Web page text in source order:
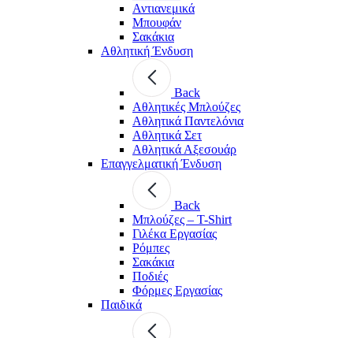
Αντιανεμικά
Μπουφάν
Σακάκια
Αθλητική Ένδυση
Back
Aθλητικές Μπλούζες
Αθλητικά Παντελόνια
Αθλητικά Σετ
Αθλητικά Αξεσουάρ
Επαγγελματική Ένδυση
Back
Μπλούζες – T-Shirt
Γιλέκα Εργασίας
Ρόμπες
Σακάκια
Ποδιές
Φόρμες Εργασίας
Παιδικά